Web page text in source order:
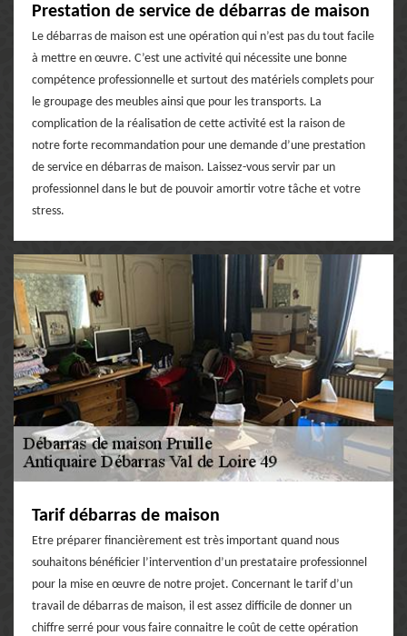
Prestation de service de débarras de maison
Le débarras de maison est une opération qui n’est pas du tout facile
à mettre en œuvre. C’est une activité qui nécessite une bonne
compétence professionnelle et surtout des matériels complets pour
le groupage des meubles ainsi que pour les transports. La
complication de la réalisation de cette activité est la raison de
notre forte recommandation pour une demande d’une prestation
de service en débarras de maison. Laissez-vous servir par un
professionnel dans le but de pouvoir amortir votre tâche et votre
stress.
Tarif débarras de maison
Etre préparer financièrement est très important quand nous
souhaitons bénéficier l’intervention d’un prestataire professionnel
pour la mise en œuvre de notre projet. Concernant le tarif d’un
travail de débarras de maison, il est assez difficile de donner un
chiffre serré pour vous faire connaitre le coût de cette opération